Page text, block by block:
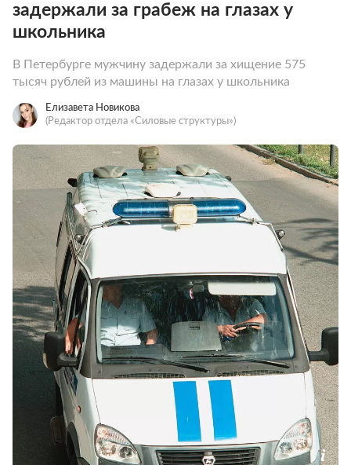
задержали за грабеж на глазах у
школьника
В Петербурге мужчину задержали за хищение 575
тысяч рублей из машины на глазах у школьника
Елизавета Новикова
(Редактор отдела «Силовые структуры»)